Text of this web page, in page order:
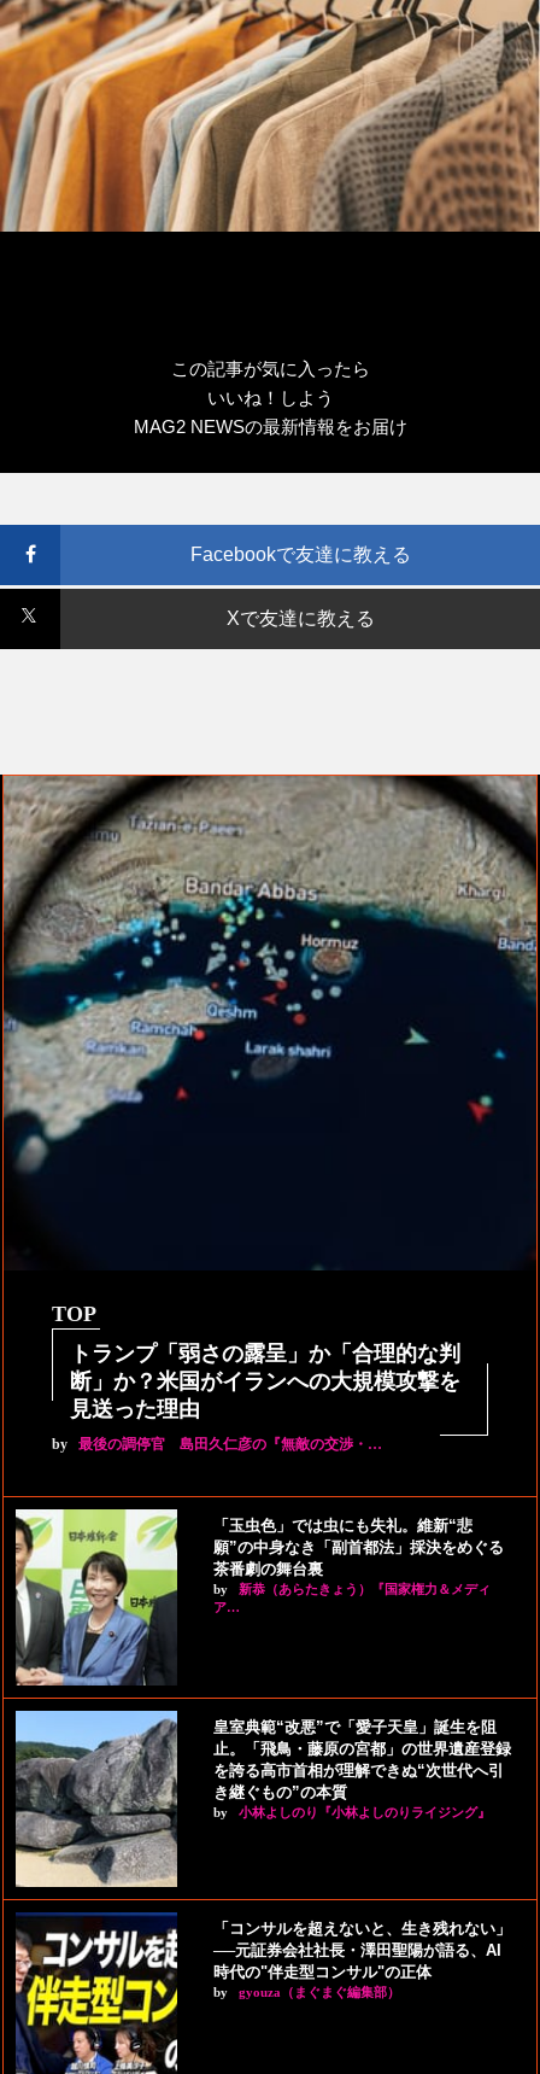
この記事が気に入ったら
いいね！しよう
MAG2 NEWSの最新情報をお届け
Facebookで友達に教える
Xで友達に教える
TOP
トランプ「弱さの露呈」か「合理的な判
断」か？米国がイランへの大規模攻撃を
見送った理由
by 最後の調停官 島田久仁彦の『無敵の交渉・…
「玉虫色」では虫にも失礼。維新“悲
願”の中身なき「副首都法」採決をめぐる
茶番劇の舞台裏
by
新恭（あらたきょう）『国家権力＆メディ
ア…
皇室典範“改悪”で「愛子天皇」誕生を阻
止。「飛鳥・藤原の宮都」の世界遺産登録
を誇る高市首相が理解できぬ“次世代へ引
き継ぐもの”の本質
by 小林よしのり『小林よしのりライジング』
「コンサルを超えないと、生き残れない」
──元証券会社社長・澤田聖陽が語る、AI
時代の"伴走型コンサル"の正体
by gyouza（まぐまぐ編集部）